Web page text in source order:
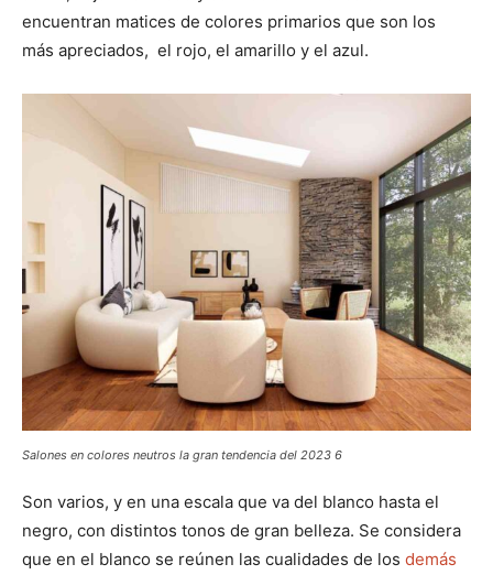
encuentran matices de colores primarios que son los
más apreciados, el rojo, el amarillo y el azul.
Salones en colores neutros la gran tendencia del 2023 6
Son varios, y en una escala que va del blanco hasta el
negro, con distintos tonos de gran belleza. Se considera
que en el blanco se reúnen las cualidades de los demás